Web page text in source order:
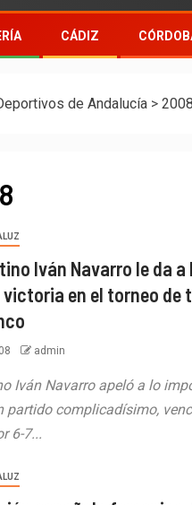
CÁDIZ
de Andalucía > 2008
Iván Navarro le da a
en el torneo de
admin
Iván Navarro apeló a lo
partido complicadísimo,
6-7...